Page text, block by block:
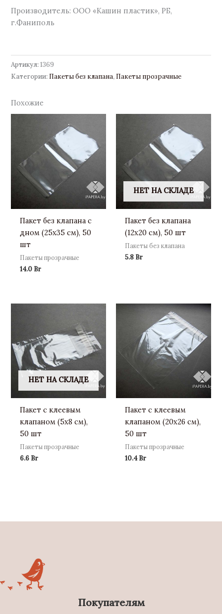
Производитель: ООО «Кашин пластик», РБ,
г.Фаниполь
Артикул:1369
Категории:Пакеты без клапана,Пакеты прозрачные
Похожие
Пакет без клапана с
дном (25х35 см), 50
шт
Пакеты прозрачные
14.0 Br
НЕТ НА СКЛАДЕ
Пакет без клапана
(12х20 см), 50 шт
Пакеты без клапана
5.8 Br
НЕТ НА СКЛАДЕ
Пакет с клеевым
клапаном (5х8 см),
50 шт
Пакеты прозрачные
6.6 Br
Пакет с клеевым
клапаном (20х26 см),
50 шт
Пакеты прозрачные
10.4Br
Покупателям